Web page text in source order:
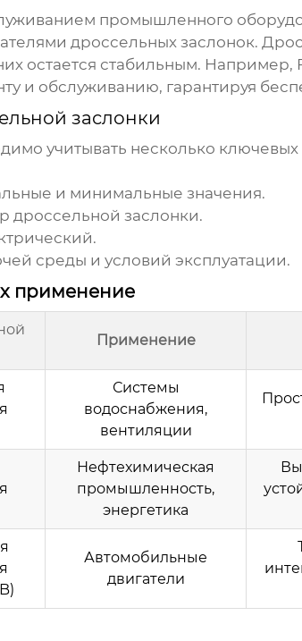
промышленного
дроссельных заслонок.
остается стабильным. Например,
и обслуживанию, гарантируя
заслонки
учитывать несколько ключевых
и минимальные значения.
дроссельной заслонки.
среды и условий эксплуатации.
применение
Применение
Системы
водоснабжения,
вентиляции
Нефтехимическая
промышленность,
энергетика
Автомобильные
двигатели